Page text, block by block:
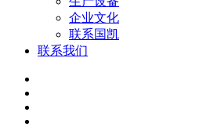
企业文化
联系国凯
联系我们